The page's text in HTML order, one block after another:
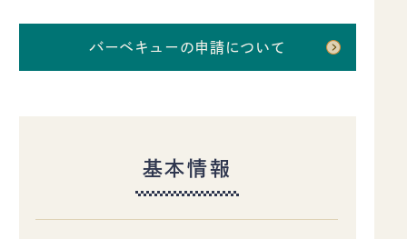
バーベキューの申請について
基本情報